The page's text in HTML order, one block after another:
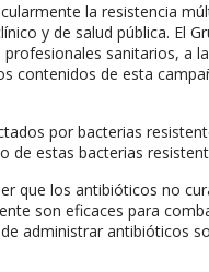
la resistencia
y de salud pública. El
sanitarios, a
contenidos de esta
por bacterias
de estas bacterias
que los antibióticos no
son eficaces para
administrar antibióticos